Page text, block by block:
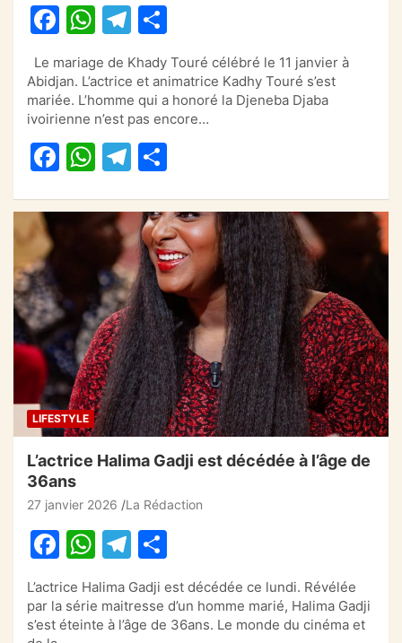
F
c
e
b
o
o
k
W
at
s
A
p
p
T
el
e
gr
a
m
ar
ta
g
er
Le mariage de Khady Touré célébré le 11 janvier à
Abidjan. L’actrice et animatrice Kadhy Touré s’est
mariée. L’homme qui a honoré la Djeneba Djaba
ivoirienne n’est pas encore…
F
c
o
o
k
W
at
s
A
p
p
T
e
gr
a
m
ta
g
er
LIFESTYLE
L’actrice Halima Gadji est décédée à l’âge de
36ans
27 janvier 2026 La Rédaction
F
c
e
W
at
s
T
e
gr
ta
g
L’actrice Halima Gadji est décédée ce lundi. Révélée
par la série maitresse d’un homme marié, Halima Gadji
s’est éteinte à l’âge de 36ans. Le monde du cinéma et